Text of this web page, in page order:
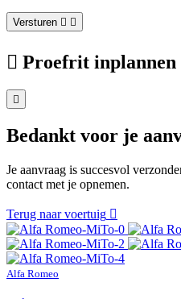
Versturen
Proefrit inplannen
Bedankt voor je
Je aanvraag is succesvol
contact met je opnemen.
Terug naar voertuig
Alfa Romeo